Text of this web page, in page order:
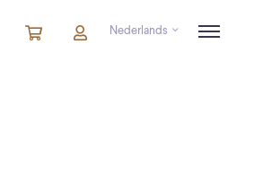
Winkelmandje
artikelenAccountNederlands